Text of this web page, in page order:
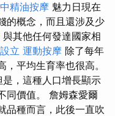
精油按摩 魅力日現在
的概念，而且還涉及少
與其他任何發達國家相
立 運動按摩 除了每年
平均生育率也很高。
是，這種人口增長顯示
同價值。 詹姆森愛爾
品種而言，此後一直吹